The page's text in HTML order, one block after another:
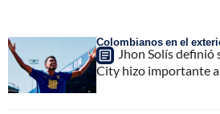
Colombianos en el
Jhon Solís
City hizo importante